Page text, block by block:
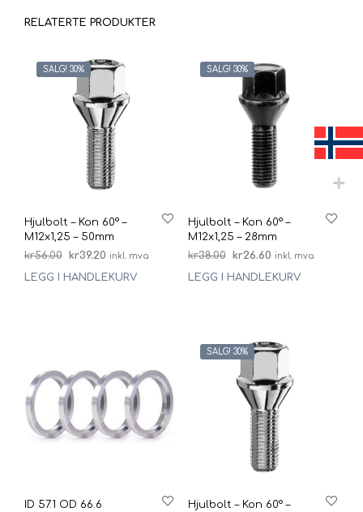
RELATERTE PRODUKTER
SALG! 30%
Hjulbolt – Kon 60° –
M12x1,25 – 50mm
kr56.00 Opprinnelig
kr39.20 Nåværende
inkl. mva
LEGG I HANDLEKURV
SALG! 30%
Hjulbolt – Kon 60° –
M12x1,25 – 28mm
kr38.00 Opprinnelig
kr26.60Nåværende
inkl. mva
LEGG I HANDLEKURV
ID 57.1 OD 66.6
SALG! 30%
Hjulbolt – Kon 60° –